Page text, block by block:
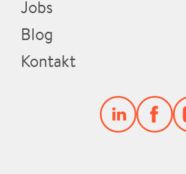
Jobs
Blog
Kontakt